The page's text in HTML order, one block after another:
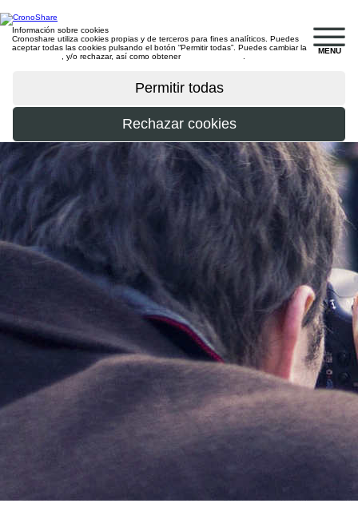
MENU
Información sobre cookies
Cronoshare utiliza cookies propias y de terceros para fines analíticos. Puedes
aceptar todas las cookies pulsando el botón “Permitir todas”. Puedes cambiar la
, y/o rechazar, así como obtener